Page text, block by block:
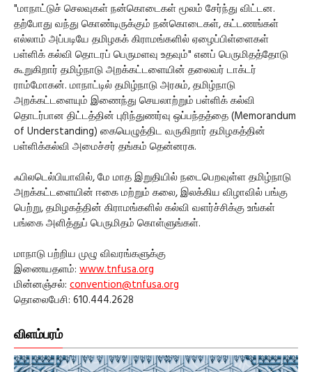
"மாநாட்டுச் செலவுகள் நன்கொடைகள் மூலம் சேர்ந்து விட்டன.
தற்போது வந்து கொண்டிருக்கும் நன்கொடைகள், கட்டணங்கள்
எல்லாம் அப்படியே தமிழகக் கிராமங்களில் ஏழைப்பிள்ளைகள்
பள்ளிக் கல்வி தொடரப் பெருமளவு உதவும்" எனப் பெருமிதத்தோடு
கூறுகிறார் தமிழ்நாடு அறக்கட்டளையின் தலைவர் டாக்டர்
ராம்மோகன். மாநாட்டில் தமிழ்நாடு அரசும், தமிழ்நாடு
அறக்கட்டளையும் இணைந்து செயலாற்றும் பள்ளிக் கல்வி
தொடர்பான திட்டத்தின் புரிந்துணர்வு ஒப்பந்தத்தை (Memorandum
of Understanding) கையெழுத்திட வருகிறார் தமிழகத்தின்
பள்ளிக்கல்வி அமைச்சர் தங்கம் தென்னரசு.
ஃபிலடெல்பியாவில், மே மாத இறுதியில் நடைபெறவுள்ள தமிழ்நாடு
அறக்கட்டளையின் ஈகை மற்றும் கலை, இலக்கிய விழாவில் பங்கு
பெற்று, தமிழகத்தின் கிராமங்களில் கல்வி வளர்ச்சிக்கு உங்கள்
பங்கை அளித்துப் பெருமிதம் கொள்ளுங்கள்.
மாநாடு பற்றிய முழு விவரங்களுக்கு
இணையதளம்: www.tnfusa.org
மின்னஞ்சல்: convention@tnfusa.org
தொலைபேசி: 610.444.2628
விளம்பரம்